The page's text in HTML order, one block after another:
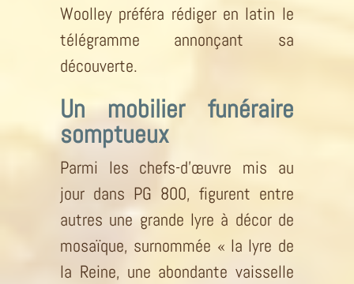
Woolley préféra rédiger en latin le
télégramme annonçant sa
découverte.
Un mobilier funéraire
somptueux
Parmi les chefs-d’œuvre mis au
jour dans PG 800, figurent entre
autres une grande lyre à décor de
mosaïque, surnommée « la lyre de
la Reine, une abondante vaisselle